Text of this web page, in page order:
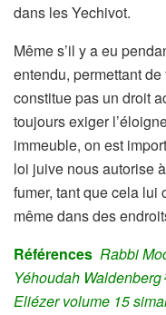
dans les Yechivot.
Même s’il y a eu
entendu, permettant
constitue pas un droit
toujours exiger
immeuble, on est
loi juive nous autorise
fumer, tant que cela
même dans des
Références Rabbi
Yéhoudah Waldenberg
Eliézer volume 15